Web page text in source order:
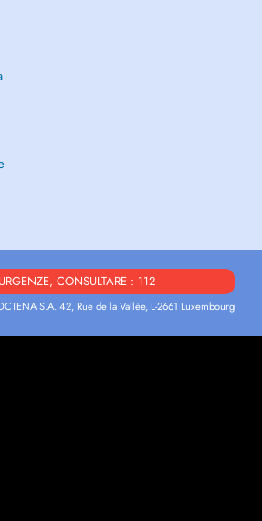
CONSULTARE : 112
S.A. 42, Rue de la Vallée, L-2661 Luxembourg